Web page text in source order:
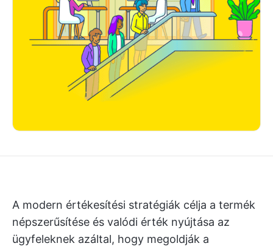
A modern értékesítési stratégiák célja a termék
népszerűsítése és valódi érték nyújtása az
ügyfeleknek azáltal, hogy megoldják a